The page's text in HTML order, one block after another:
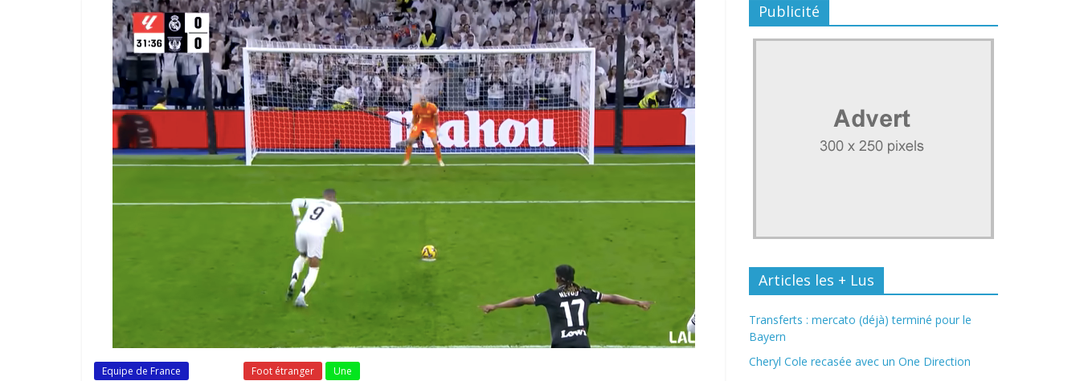
Equipe de France Foot étranger Une
Publicité
Articles les + Lus
Transferts : mercato (déjà) terminé pour le
Bayern
Cheryl Cole recasée avec un One Direction